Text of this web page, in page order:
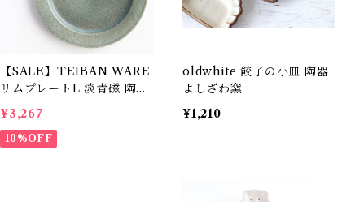
【SALE】TEIBAN WARE
リムプレートL 淡青磁 陶器
明山窯
¥3,267
10%OFF
oldwhite 餃子の小皿 陶器
よしざわ窯
¥1,210